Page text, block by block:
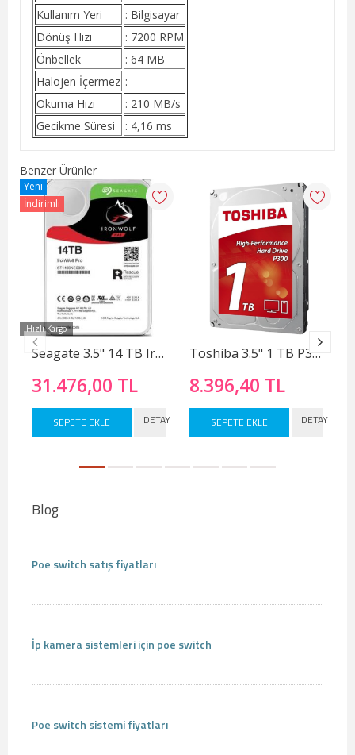
Kullanım Yeri
: Bilgisayar
Dönüş Hızı
: 7200 RPM
Önbellek
: 64 MB
Halojen İçermez :
Okuma Hızı
: 210 MB/s
Gecikme Süresi
: 4,16 ms
Benzer Ürünler
Hızlı Kargo
Seagate 3.5" 14 TB IronWolf Pro ST14000NE0008 SATA 3.0 7200 RPM Hard Disk
31.476,00 TL
SEPETE EKLE DETAY
Yeni
İndirimli
Toshiba 3.5" 1 TB P300 HDWD110UZSVA SATA 3.0 7200 RPM Hard Disk
8.396,40 TL
SEPETE EKLE DETAY
Blog
Poe switch satış fiyatları
İp kamera sistemleri için poe switch
Poe switch sistemi fiyatları